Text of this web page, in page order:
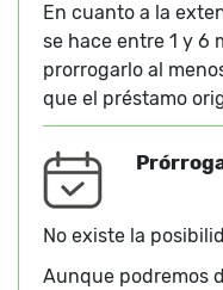
En cuanto a la
se hace entre 1 y 6
prorrogarlo al
que el préstamo
No existe la
Aunque podremos